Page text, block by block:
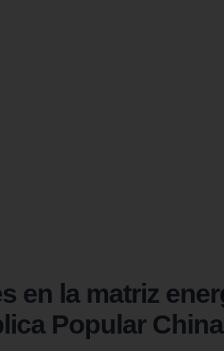
en la matriz
Popular